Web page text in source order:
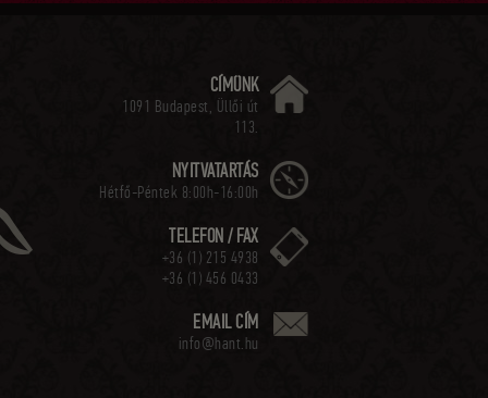
CÍMÜNK
1091 Budapest, Üllői út
113.
NYITVATARTÁS
Hétfő-Péntek 8:00h-16:00h
TELEFON / FAX
+36 (1) 215 4938
+36 (1) 456 0433
EMAIL CÍM
info@hant.hu